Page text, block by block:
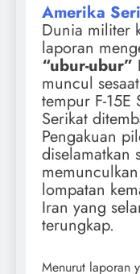
Amerika
Dunia militer
laporan
“ubur-ubur”
muncul
tempur F-15E
Serikat
Pengakuan
diselamatkan
lompatan
Iran yang
terungkap.
Menurut laporan